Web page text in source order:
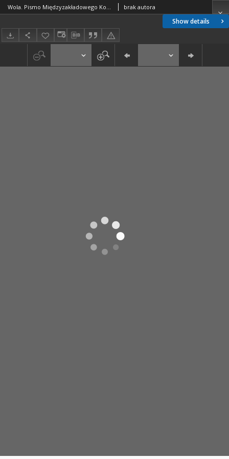
Show details
Wola. Pismo Międzyzakładowego Komitetu Koordynacyjnego, nr 32(198) brak autora